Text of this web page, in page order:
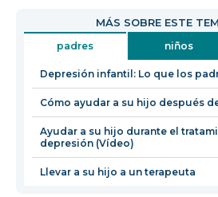
MÁS SOBRE ESTE
padres niños
Depresión infantil: Lo que los
Cómo ayudar a su hijo después
Ayudar a su hijo durante el
depresión (Vídeo)
Llevar a su hijo a un terapeuta